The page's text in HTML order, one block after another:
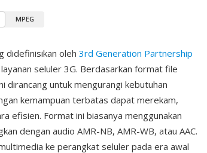
MPEG
didefinisikan oleh 3rd Generation Partnership
seluler 3G. Berdasarkan format file
dirancang untuk mengurangi kebutuhan
kemampuan terbatas dapat merekam,
efisien. Format ini biasanya menggunakan
dengan audio AMR-NB, AMR-WB, atau AAC.
ke perangkat seluler pada era awal